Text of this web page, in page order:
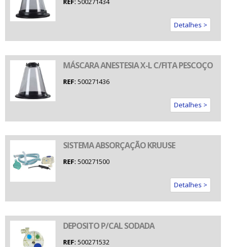
Detalhes >
MÁSCARA ANESTESIA X-L C/FITA PESCOÇO
REF: 500271436
Detalhes >
SISTEMA ABSORÇAÇÃO KRUUSE
REF: 500271500
Detalhes >
DEPOSITO P/CAL SODADA
REF: 500271532